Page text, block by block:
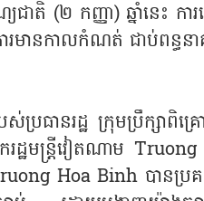
យជាតិ (២ កញ្ញា) ឆ្នាំនេះ
គារមានកាលកំណត់ ជាប់ពន្
ស់ប្រធានរដ្ឋ ក្រុមប្រឹក្ស
មន្រ្តីវៀតណាម Truong
Hoa Binh បានប្រ